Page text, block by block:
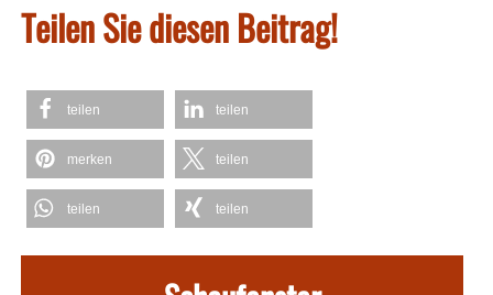
Teilen Sie diesen Beitrag!
teilen teilen
merken teilen
teilen teilen